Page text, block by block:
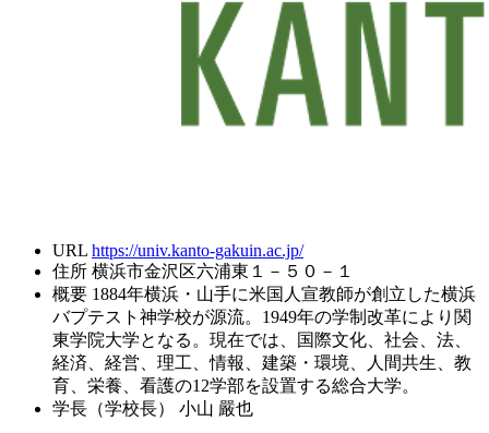
URL https://univ.kanto-gakuin.ac.jp/
住所 横浜市金沢区六浦東１－５０－１
概要 1884年横浜・山手に米国人宣教師が創立した横浜
バプテスト神学校が源流。1949年の学制改革により関
東学院大学となる。現在では、国際文化、社会、法、
経済、経営、理工、情報、建築・環境、人間共生、教
育、栄養、看護の12学部を設置する総合大学。
学長（学校長）
小山 嚴也